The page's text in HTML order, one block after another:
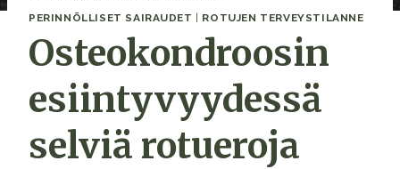
PERINNÖLLISET SAIRAUDET ROTUJEN TERVEYSTILANNE
Osteokondroosin
esiintyvyydessä
selviä rotueroja